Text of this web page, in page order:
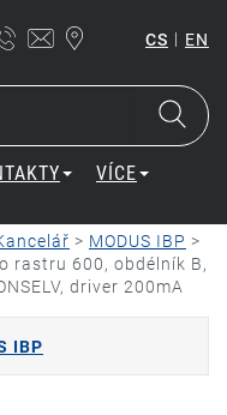
CS | EN
VÍCE
> MODUS IBP >
rastru 600, obdélník B,
driver 200mA
IBP